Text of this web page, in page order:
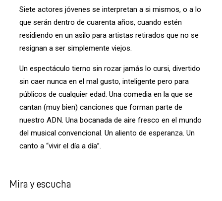
Siete actores jóvenes se interpretan a si mismos, o a lo
que serán dentro de cuarenta años, cuando estén
residiendo en un asilo para artistas retirados que no se
resignan a ser simplemente viejos.
Un espectáculo tierno sin rozar jamás lo cursi, divertido
sin caer nunca en el mal gusto, inteligente pero para
públicos de cualquier edad. Una comedia en la que se
cantan (muy bien) canciones que forman parte de
nuestro ADN. Una bocanada de aire fresco en el mundo
del musical convencional. Un aliento de esperanza. Un
canto a “vivir el día a día”.
Mira y escucha